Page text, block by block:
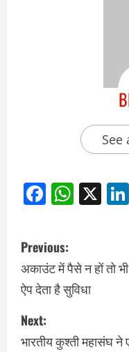
See
X
Previous:
अकाउंट में पैसे न हों तो
ऐप देता है सुविधा
Next:
भारतीय कुश्ती महासंघ